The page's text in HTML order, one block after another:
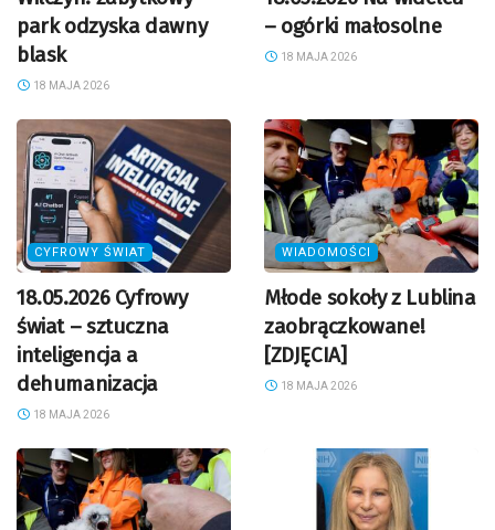
park odzyska dawny
blask
18 MAJA 2026
– ogórki małosolne
18 MAJA 2026
CYFROWY ŚWIAT
18.05.2026 Cyfrowy
świat – sztuczna
inteligencja a
dehumanizacja
18 MAJA 2026
WIADOMOŚCI
Młode sokoły z Lublina
zaobrączkowane!
[ZDJĘCIA]
18 MAJA 2026